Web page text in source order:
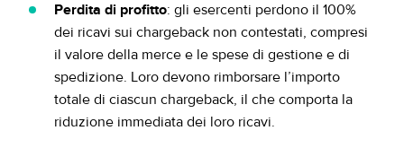
Perdita di profitto: gli esercenti perdono il 100%
dei ricavi sui chargeback non contestati, compresi
il valore della merce e le spese di gestione e di
spedizione. Loro devono rimborsare l’importo
totale di ciascun chargeback, il che comporta la
riduzione immediata dei loro ricavi.